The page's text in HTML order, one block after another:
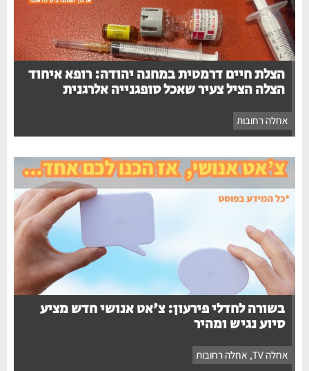
הצלת חיים דרמטית במחנה יהודה: רופא איחוד
הצלה הציל צעיר שאכל סופגנייה אלרגנית
אחלה רחובות
בשורה לחדלי פירעון: צ'אט אנושי חדש מציע
סיוע נגיש ומהיר
אחלה TV , אחלה רחובות